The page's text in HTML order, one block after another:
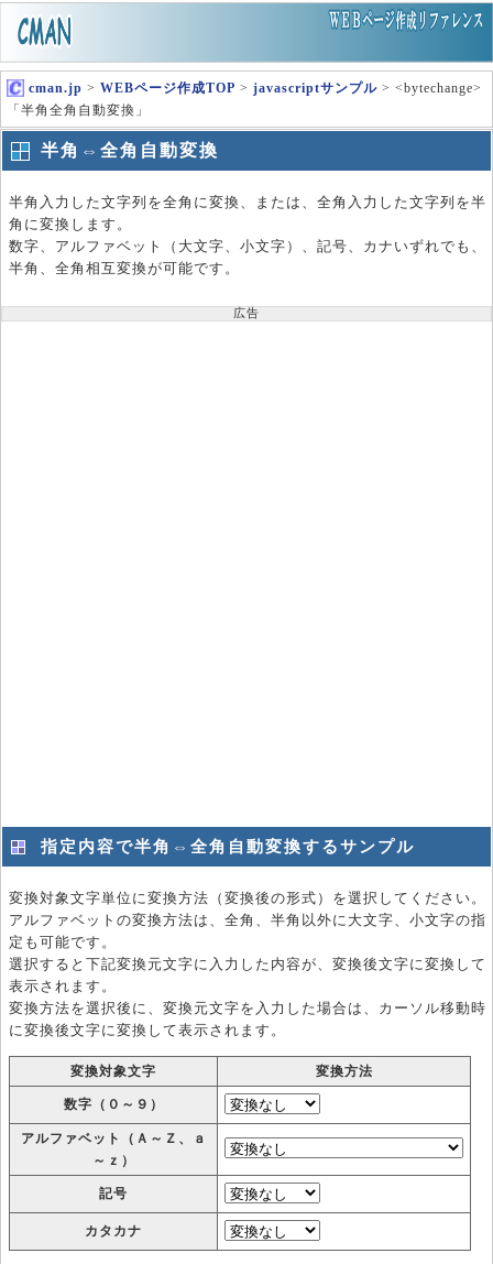
cman.jp > WEBページ作成TOP > javascriptサンプル > <bytechange>
「半角全角自動変換」
半角⇔全角自動変換
半角入力した文字列を全角に変換、または、全角入力した文字列を半
角に変換します。
数字、アルファベット（大文字、小文字）、記号、カナいずれでも、
半角、全角相互変換が可能です。
広告
指定内容で半角⇔全角自動変換するサンプル
変換対象文字単位に変換方法（変換後の形式）を選択してください。
アルファベットの変換方法は、全角、半角以外に大文字、小文字の指
定も可能です。
選択すると下記変換元文字に入力した内容が、変換後文字に変換して
表示されます。
変換方法を選択後に、変換元文字を入力した場合は、カーソル移動時
に変換後文字に変換して表示されます。
変換対象文字 変換方法
数字（０～９）
アルファベット（Ａ～Ｚ、ａ
～ｚ）
記号
カタカナ